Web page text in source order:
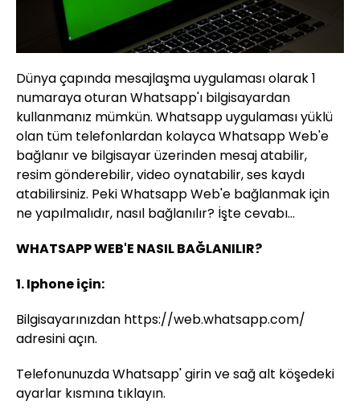
Dünya çapında mesajlaşma uygulaması olarak 1
numaraya oturan Whatsapp'ı bilgisayardan
kullanmanız mümkün. Whatsapp uygulaması yüklü
olan tüm telefonlardan kolayca Whatsapp Web'e
bağlanır ve bilgisayar üzerinden mesaj atabilir,
resim gönderebilir, video oynatabilir, ses kaydı
atabilirsiniz. Peki Whatsapp Web'e bağlanmak için
ne yapılmalıdır, nasıl bağlanılır? İşte cevabı...
WHATSAPP WEB'E NASIL BAĞLANILIR?
1. Iphone için:
Bilgisayarınızdan https://web.whatsapp.com/
adresini açın.
Telefonunuzda Whatsapp' girin ve sağ alt köşedeki
ayarlar kısmına tıklayın.